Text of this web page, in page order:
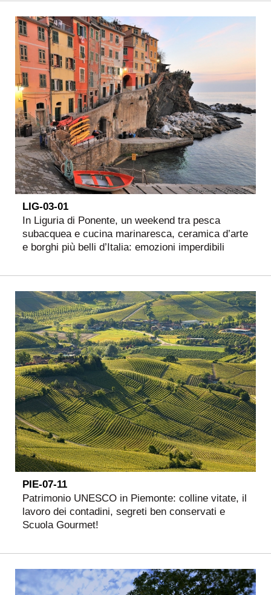
LIG-03-01
In Liguria di Ponente, un weekend tra pesca
subacquea e cucina marinaresca, ceramica d’arte
e borghi più belli d’Italia: emozioni imperdibili
PIE-07-11
Patrimonio UNESCO in Piemonte: colline vitate, il
lavoro dei contadini, segreti ben conservati e
Scuola Gourmet!